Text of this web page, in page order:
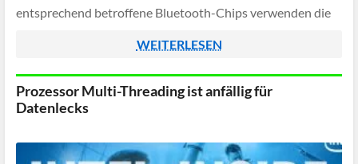
entsprechend betroffene Bluetooth-Chips verwenden die
WEITERLESEN
Prozessor Multi-Threading ist anfällig für
Datenlecks